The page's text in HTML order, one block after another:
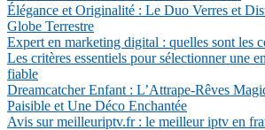
Élégance et Originalité : Le Duo Verres et
Globe Terrestre
Expert en marketing digital : quelles sont les
Les critères essentiels pour sélectionner une
fiable
Dreamcatcher Enfant : L’Attrape-Rêves
Paisible et Une Déco Enchantée
Avis sur meilleuriptv.fr : le meilleur iptv en